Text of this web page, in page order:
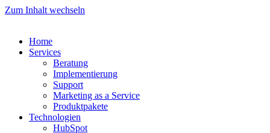
Zum Inhalt wechseln
Home
Services
Beratung
Implementierung
Support
Marketing as a Service
Produktpakete
Technologien
HubSpot